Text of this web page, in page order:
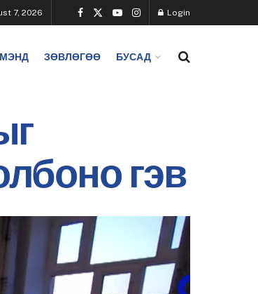
7, 2026 Login
ЗӨВЛӨГӨӨ БУСАД
гэв